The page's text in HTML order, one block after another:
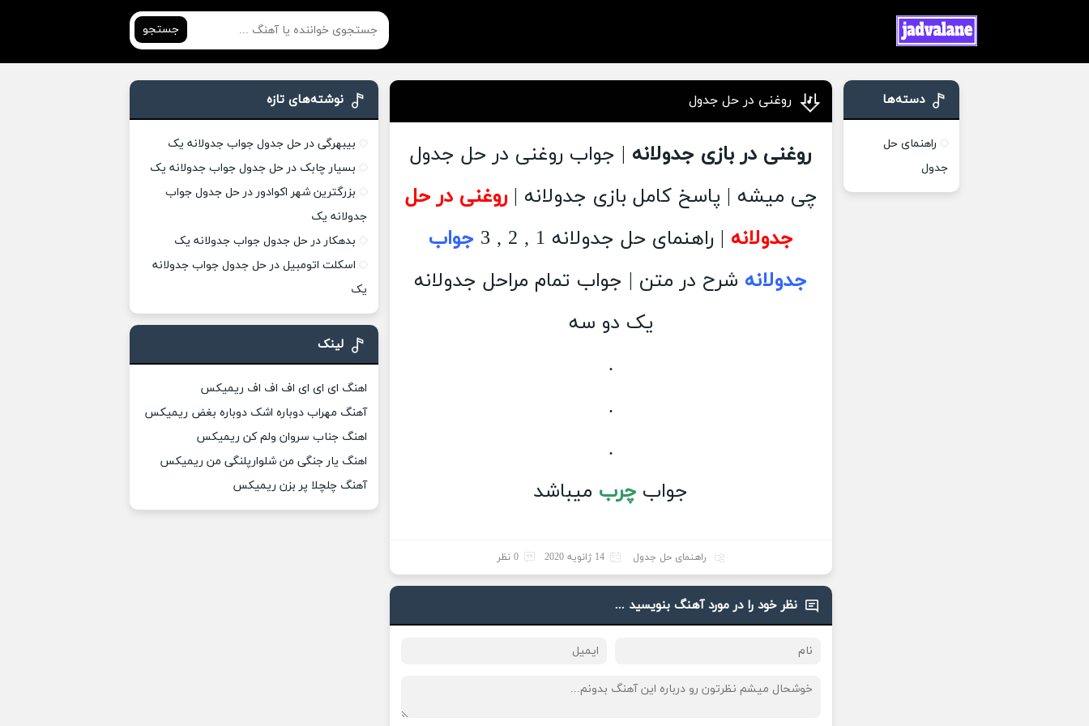
جستجو
روغنی در حل جدول
روغنی در بازی جدولانه | جواب روغنی در حل جدول
چی میشه | پاسخ کامل بازی جدولانه |روغنی در حل
جدولانه | راهنمای حل جدولانه 1 , 2 , 3
جواب
جدولانه شرح در متن | جواب تمام مراحل جدولانه
یک دو سه
.
.
.
جواب چرب میباشد
راهنمای حل جدول 14 ژانویه 2020 0 نظر
نظر خود را در مورد آهنگ بنویسید ...
دسته‌ها
راهنمای حل
جدول
نوشته‌های تازه
بیبهرگی در حل جدول جواب جدولانه یک
بسیار چابک در حل جدول جواب جدولانه یک
بزرگترین شهر اکوادور در حل جدول جواب
جدولانه یک
بدهکار در حل جدول جواب جدولانه یک
اسکلت اتومبیل در حل جدول جواب جدولانه
یک
لینک
اهنگ ای ای ای اف اف اف ریمیکس
آهنگ مهراب دوباره اشک دوباره بغض ریمیکس
اهنگ جناب سروان ولم کن ریمیکس
اهنگ یار جنگی من شلوارپلنگی من ریمیکس
آهنگ چلچلا پر بزن ریمیکس